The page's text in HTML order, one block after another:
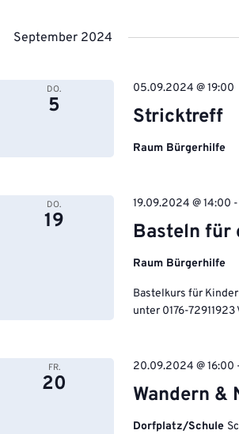
September 2024
DO.
5 Stricktreff
05.09.2024 @ 19:00
Raum Bürgerhilfe
DO.
19 Basteln für
19.09.2024 @ 14:00 -
Raum Bürgerhilfe
Bastelkurs für
unter 0176-
FR.
20 Wandern &
20.09.2024 @ 16:00
Dorfplatz/Schule